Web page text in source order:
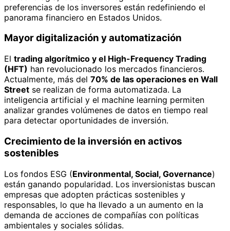
preferencias de los inversores están redefiniendo el
panorama financiero en Estados Unidos.
Mayor digitalización y automatización
El trading algorítmico y el High-Frequency Trading
(HFT) han revolucionado los mercados financieros.
Actualmente, más del 70% de las operaciones en Wall
Street se realizan de forma automatizada. La
inteligencia artificial y el machine learning permiten
analizar grandes volúmenes de datos en tiempo real
para detectar oportunidades de inversión.
Crecimiento de la inversión en activos
sostenibles
Los fondos ESG (Environmental, Social, Governance)
están ganando popularidad. Los inversionistas buscan
empresas que adopten prácticas sostenibles y
responsables, lo que ha llevado a un aumento en la
demanda de acciones de compañías con políticas
ambientales y sociales sólidas.